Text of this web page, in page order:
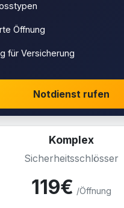
Öffnung
für Versicherung
Notdienst rufen
Komplex
Sicherheitsschlösser
119€ /Öffnung